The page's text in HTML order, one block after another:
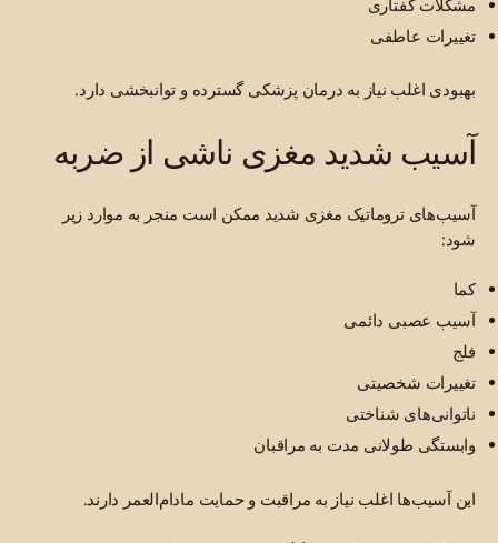
مشکلات گفتاری
تغییرات عاطفی
بهبودی اغلب نیاز به درمان پزشکی گسترده و توانبخشی دارد.
آسیب شدید مغزی ناشی از ضربه
آسیب‌های تروماتیک مغزی شدید ممکن است منجر به موارد زیر
شود:
کما
آسیب عصبی دائمی
فلج
تغییرات شخصیتی
ناتوانی‌های شناختی
وابستگی طولانی مدت به مراقبان
این آسیب‌ها اغلب نیاز به مراقبت و حمایت مادام‌العمر دارند.